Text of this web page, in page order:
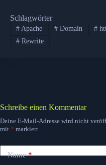
Schlagwörter
#Apache #Domain #
#Rewrite
Schreibe einen Kommentar
Deine E-Mail-Adresse wird nicht
mit * markiert
Name*